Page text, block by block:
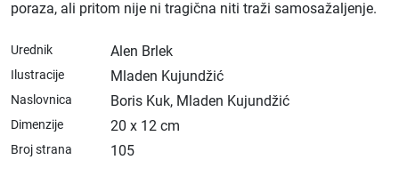
poraza, ali pritom nije ni tragična niti traži samosažaljenje.
Urednik Alen Brlek
Ilustracije Mladen Kujundžić
Naslovnica Boris Kuk, Mladen Kujundžić
Dimenzije 20 x 12 cm
Broj strana 105